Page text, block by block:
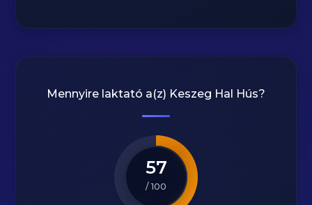
Mennyire laktató a(z) Keszeg Hal Hús?
57
/ 100